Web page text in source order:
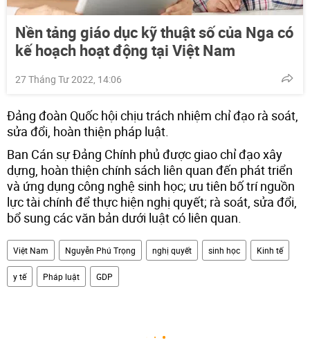
Nền tảng giáo dục kỹ thuật số của Nga có
kế hoạch hoạt động tại Việt Nam
27 Tháng Tư 2022, 14:06
Đảng đoàn Quốc hội chịu trách nhiệm chỉ đạo rà soát,
sửa đổi, hoàn thiện pháp luật.
Ban Cán sự Đảng Chính phủ được giao chỉ đạo xây
dựng, hoàn thiện chính sách liên quan đến phát triển
và ứng dụng công nghệ sinh học; ưu tiên bố trí nguồn
lực tài chính để thực hiện nghị quyết; rà soát, sửa đổi,
bổ sung các văn bản dưới luật có liên quan.
Việt Nam Nguyễn Phú Trọng nghị quyết sinh học Kinh tế
y tế Pháp luật GDP